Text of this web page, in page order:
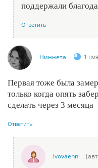
поддержали
Ответить
Ниннета 1
Первая тоже была
только когда опять
сделать через 3 месяца
Ответить
lvovaenn